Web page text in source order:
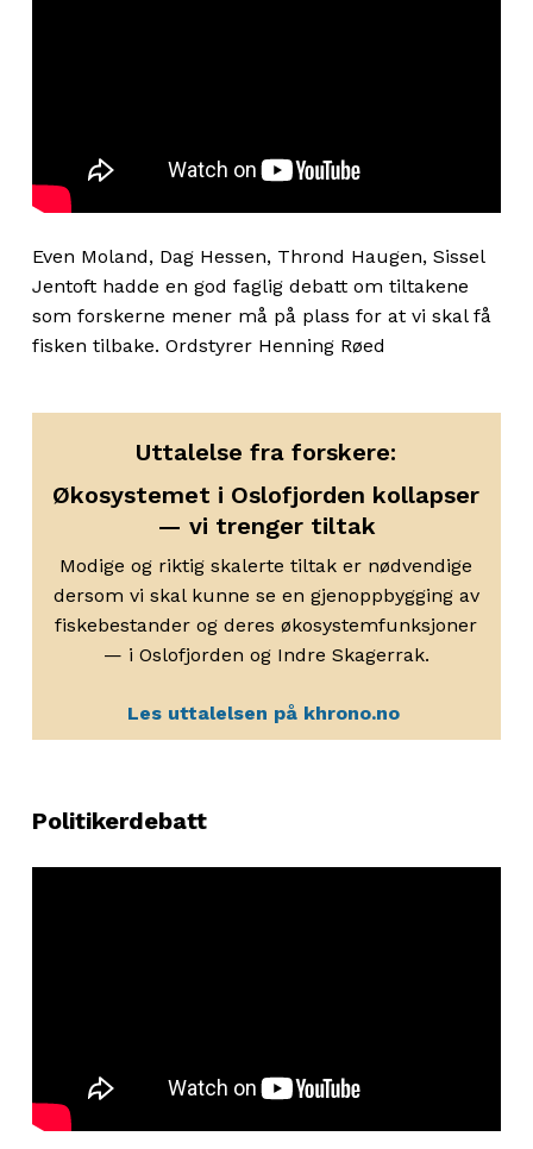
Even Moland, Dag Hessen, Thrond Haugen, Sissel
Jentoft hadde en god faglig debatt om tiltakene
som forskerne menermå på plass for atvi skal få
fisken tilbake. Ordstyrer Henning Røed
Uttalelse fra forskere:
Økosystemet i Oslofjorden kollapser
— vi trenger tiltak
Modige og riktig skalerte tiltak er nødvendige
dersom vi skal kunne se en gjenoppbygging av
fiskebestander og deres økosystemfunksjoner
— i Oslofjorden og Indre Skagerrak.
Les uttalelsen på khrono.no
Politikerdebatt